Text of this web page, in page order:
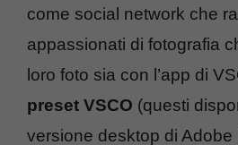
come social network che
appassionati di fotografia
loro foto sia con l’app di
preset VSCO (questi
versione desktop di Adobe